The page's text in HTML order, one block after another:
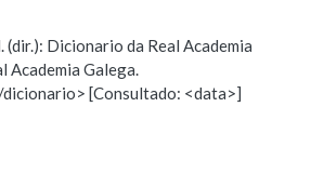
Hai un erro na palabra
a definición
(dir.): Dicionario da Real Academia
Academia Galega.
[Consultado: <data>]